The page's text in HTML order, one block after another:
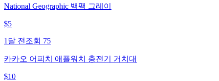
National Geographic 백팩 그레이
$5
1달 전 조회 75
카카오 어피치 애플워치 충전기 거치대
$10